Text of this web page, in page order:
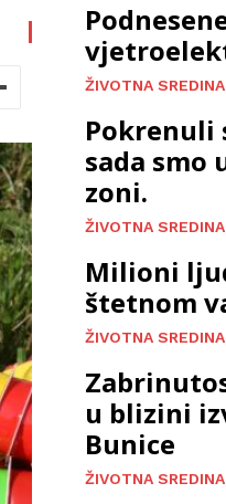
ŽIVOTNA SREDINA
Pokrenuli
sada
zoni.
ŽIVOTNA SREDINA
Milioni
štetnom
ŽIVOTNA SREDINA
u blizini
Bunice
ŽIVOTNA SREDINA